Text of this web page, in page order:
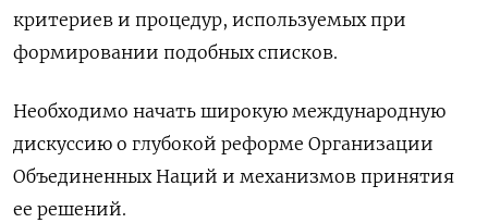
критериев и процедур, используемых при
формировании подобных списков.
Необходимо начать широкую международную
дискуссию о глубокой реформе Организации
Объединенных Наций и механизмов принятия
ее решений.